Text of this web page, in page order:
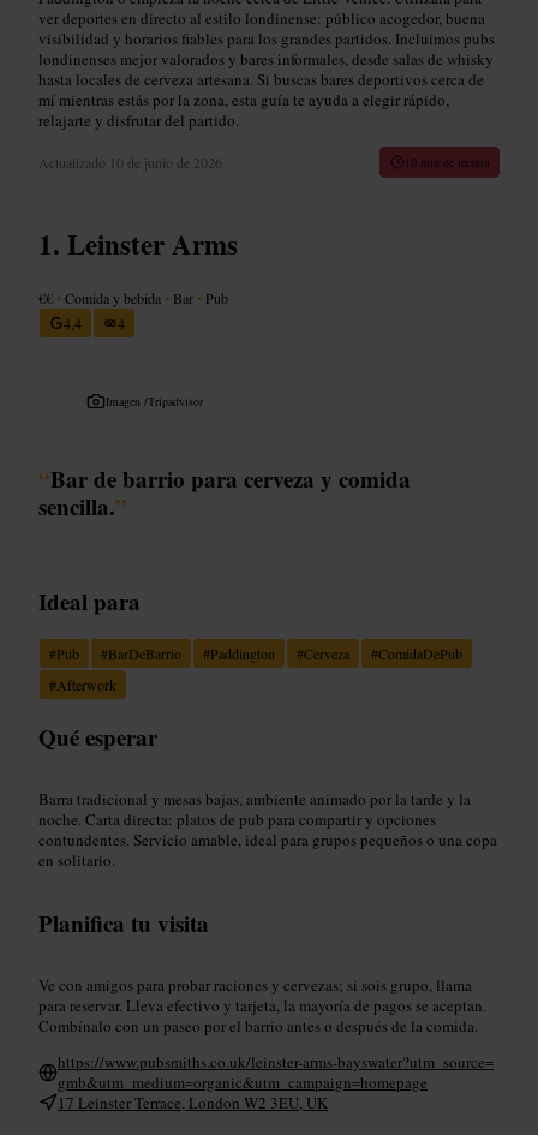
ver deportes en directo al estilo londinense: público acogedor, buena
visibilidad y horarios fiables para los grandes partidos. Incluimos pubs
londinenses mejor valorados y bares informales, desde salas de whisky
hasta locales de cerveza artesana. Si buscas bares deportivos cerca de
mí mientras estás por la zona, esta guía te ayuda a elegir rápido,
relajarte y disfrutar del partido.
Actualizado 10 de junio de 2026 10 min de lectura
Leinster Arms
€€ •Comida y bebida • Bar • Pub
4,4
4
Imagen /Tripadvisor
“Bar de barrio para cerveza y comida
sencilla.”
Ideal para
#Pub #BarDeBarrio #Paddington #Cerveza #ComidaDePub
#Afterwork
Qué esperar
Barra tradicional y mesas bajas, ambiente animado por la tarde y la
noche. Carta directa: platos de pub para compartir y opciones
contundentes. Servicio amable, ideal para grupos pequeños o una copa
en solitario.
Planifica tu visita
Ve con amigos para probar raciones y cervezas; si sois grupo, llama
para reservar. Lleva efectivo y tarjeta, la mayoría de pagos se aceptan.
Combínalo con un paseo por el barrio antes o después de la comida.
https://www.pubsmiths.co.uk/leinster-arms-bayswater?utm_source=
gmb&utm_medium=organic&utm_campaign=homepage
17 Leinster Terrace, London W2 3EU, UK